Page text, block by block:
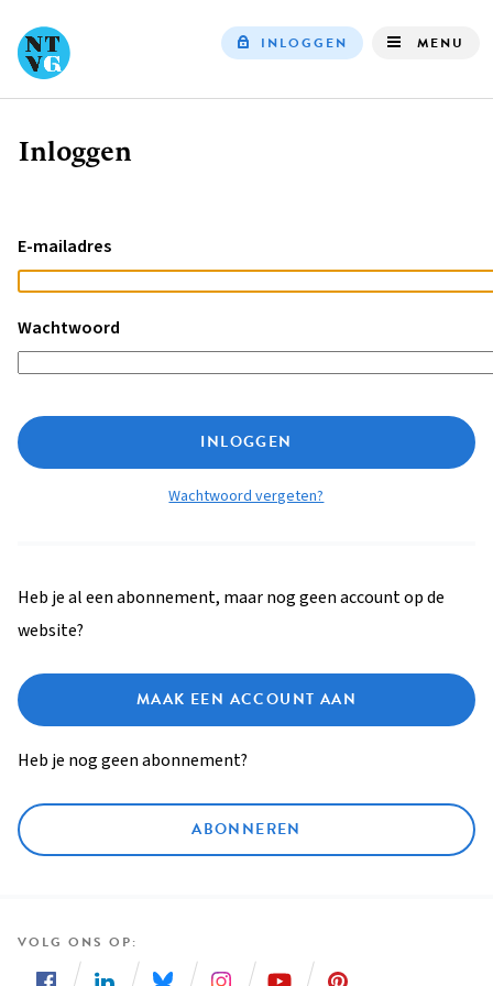
INLOGGEN MENU
Kruimelpad
Inloggen
E-mailadres
Wachtwoord
INLOGGEN
Wachtwoord vergeten?
Heb je al een abonnement, maar nog geen account op de
website?
MAAK EEN ACCOUNT AAN
Heb je nog geen abonnement?
ABONNEREN
VOLG ONS OP